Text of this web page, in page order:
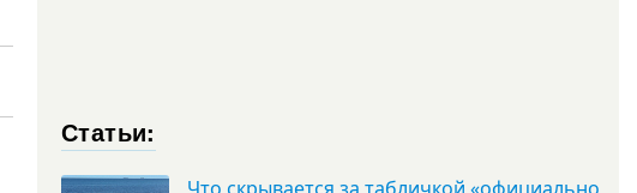
Статьи: